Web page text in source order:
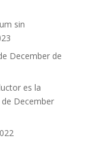
sin
December de
es la
de December